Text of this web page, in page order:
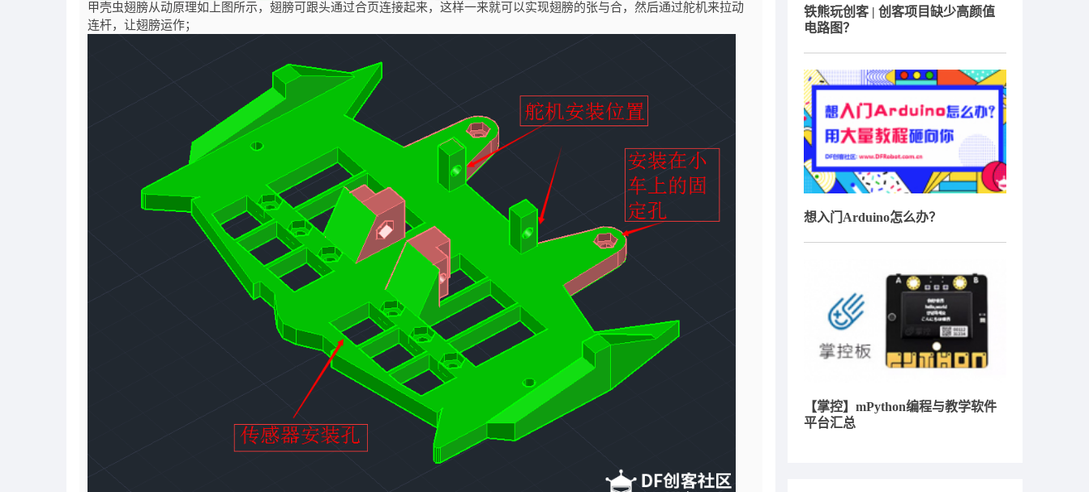
甲壳虫翅膀从动原理如上图所示，翅膀可跟头通过合页连接起来，这样一来就可以实现翅膀的张与合，然后通过舵机来拉动
连杆，让翅膀运作；
铁熊玩创客 | 创客项目缺少高颜值
电路图？
想入门Arduino怎么办？
【掌控】mPython编程与教学软件
平台汇总